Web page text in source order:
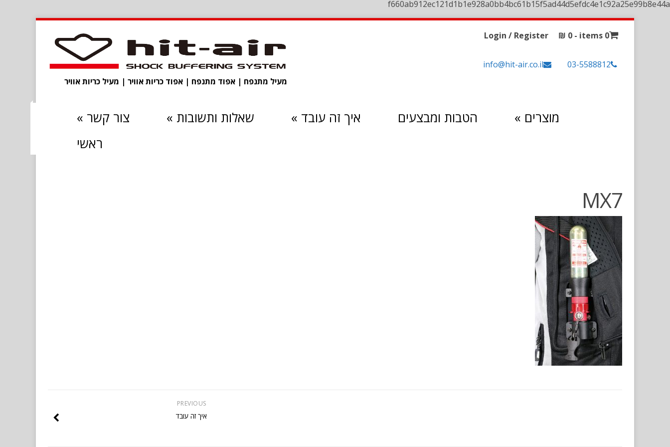
f660ab912ec121d1b1e928a0bb4bc61b15f5ad44d5efdc4e1c92a25e99b8e44a
מעיל מתנפח | אפוד מתנפח | אפוד כריות אוויר | מעיל כריות אוויר
0 items -
₪ 0
Login / Register
03-5588812
info@hit-air.co.il
צור קשר » שאלות ותשובות » איך זה עובד » הטבות ומבצעים מוצרים »
ראשי
MX7
PREVIOUS
איך זה עובד